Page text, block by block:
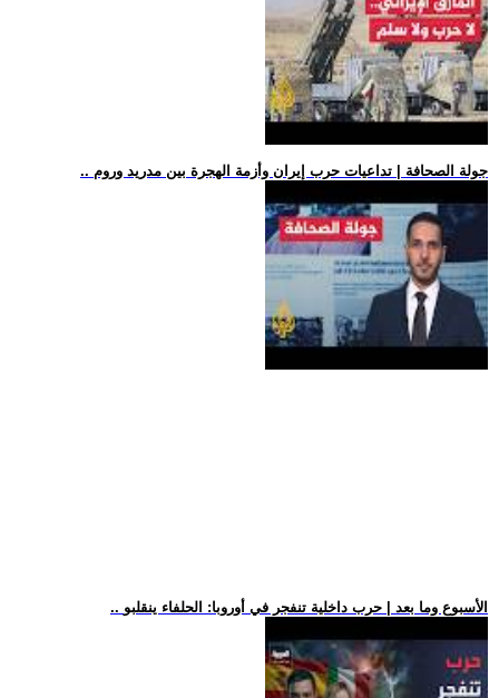
.. جولة الصحافة | تداعيات حرب إيران وأزمة الهجرة بين مدريد وروم
.. الأسبوع وما بعد | حرب داخلية تنفجر في أوروبا: الحلفاء ينقلبو